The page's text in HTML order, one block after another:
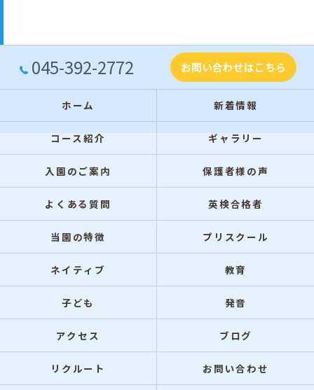
045-392-2772 お問い合わせはこちら
ホーム 新着情報
コース紹介 ギャラリー
入園のご案内 保護者様の声
よくある質問 英検合格者
当園の特徴 プリスクール
ネイティブ 教育
子ども 発音
アクセス ブログ
リクルート お問い合わせ